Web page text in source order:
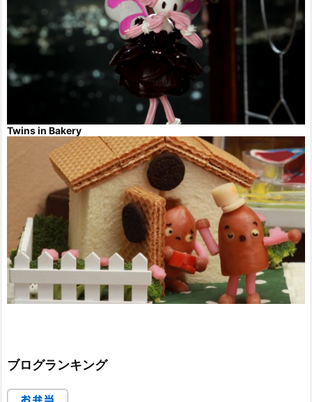
Twins in Bakery
ブログランキング